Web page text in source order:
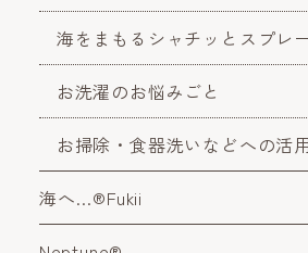
海をまもるシャチッとスプレ
お洗濯のお悩みごと
お掃除・食器洗いなどへの活
海へ…®Fukii